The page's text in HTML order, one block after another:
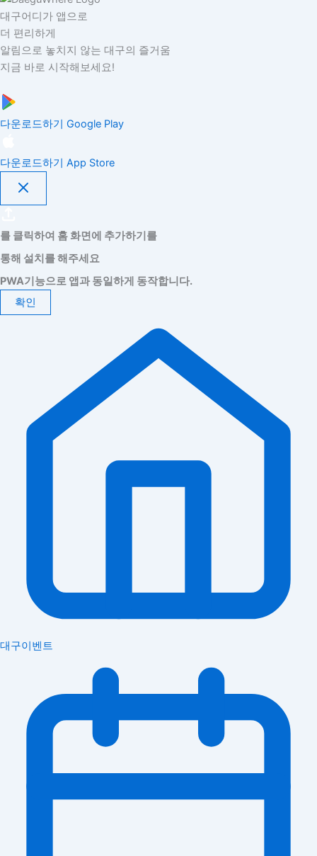
대구어디가 앱으로
더 편리하게
알림으로 놓치지 않는 대구의 즐거움
지금 바로 시작해보세요!
다운로드하기 Google Play
다운로드하기 App Store
를 클릭하여 홈 화면에 추가하기를
통해 설치를 해주세요
PWA기능으로 앱과 동일하게 동작합니다.
확인
대구이벤트